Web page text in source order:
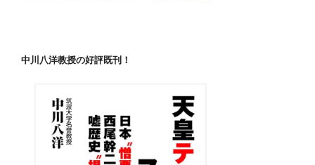
中川八洋教授の好評既刊！